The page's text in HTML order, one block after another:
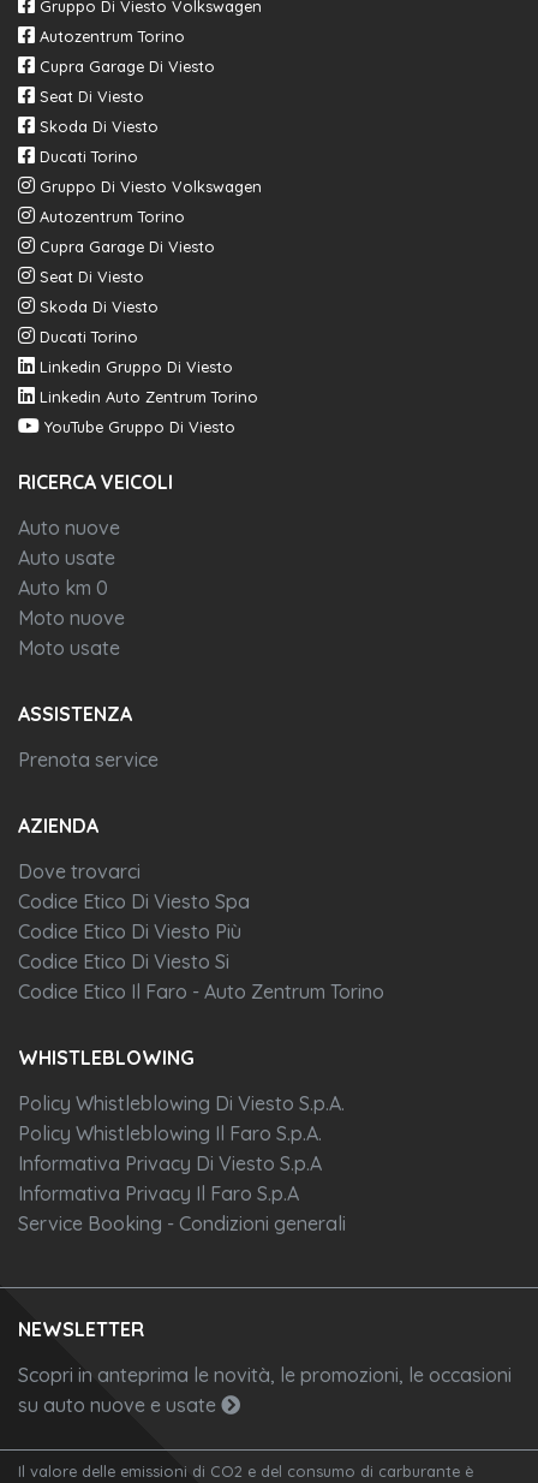
Extended traffic sign recognition
Gruppo Di Viesto Volkswagen
Autozentrum Torino
Cupra Garage Di Viesto
Seat Di Viesto
Skoda Di Viesto
Ducati Torino
Gruppo Di Viesto Volkswagen
Autozentrum Torino
Cupra Garage Di Viesto
Seat Di Viesto
Skoda Di Viesto
Ducati Torino
Linkedin Gruppo Di Viesto
Linkedin Auto Zentrum Torino
YouTube Gruppo Di Viesto
RICERCA VEICOLI
Auto nuove
Auto usate
Auto km 0
Moto nuove
Moto usate
ASSISTENZA
Prenota service
AZIENDA
Dove trovarci
Codice Etico Di Viesto Spa
Codice Etico Di Viesto Più
Codice Etico Di Viesto Si
Codice Etico Il Faro - Auto Zentrum Torino
WHISTLEBLOWING
Policy Whistleblowing Di Viesto S.p.A.
Policy Whistleblowing Il Faro S.p.A.
Informativa Privacy Di Viesto S.p.A
Informativa Privacy Il Faro S.p.A
Service Booking - Condizioni generali
NEWSLETTER
Scopri in anteprima le novità, le promozioni, le occasioni
su auto nuove e usate
Il valore delle emissioni di CO2 e del consumo di carburante è